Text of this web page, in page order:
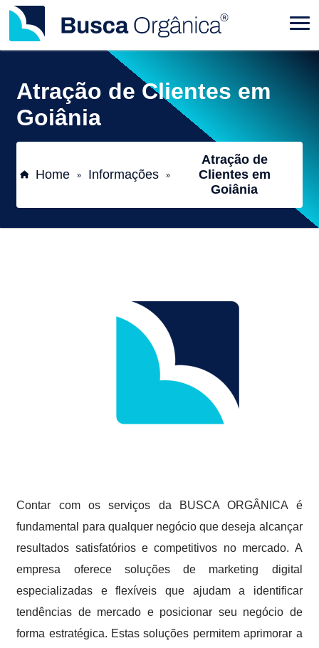
Atração de Clientes em
Goiânia
Home » Informações »
Atração de
Clientes em
Goiânia
Contar com os serviços da BUSCA ORGÂNICA é
fundamental para qualquer negócio que deseja alcançar
resultados satisfatórios e competitivos no mercado. A
empresa oferece soluções de marketing digital
especializadas e flexíveis que ajudam a identificar
tendências de mercado e posicionar seu negócio de
forma estratégica. Estas soluções permitem aprimorar a